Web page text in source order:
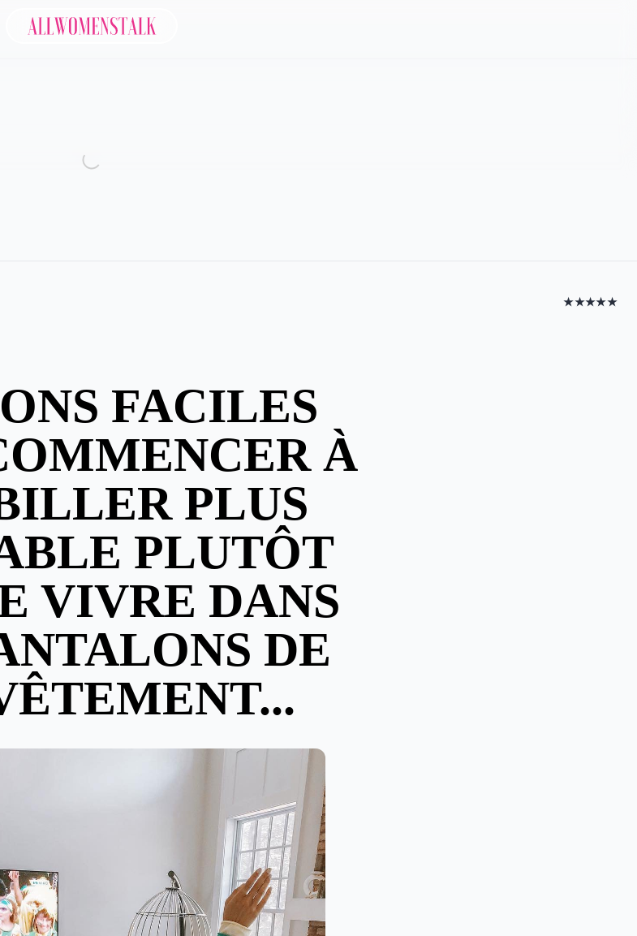
Allwomenstalk
★★★★★
FACILES
À
PLUS
PLUTÔT
VIVRE DANS
DE